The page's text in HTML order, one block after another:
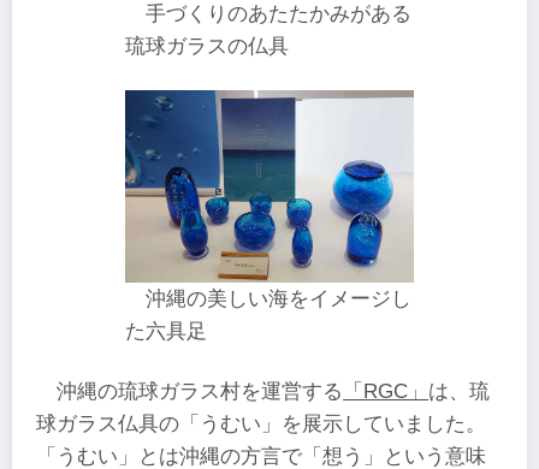
手づくりのあたたかみがある
琉球ガラスの仏具
沖縄の美しい海をイメージし
た六具足
沖縄の琉球ガラス村を運営する 「RGC」 は、琉
球ガラス仏具の「うむい」を展示していました。
「うむい」とは沖縄の方言で「想う」という意味